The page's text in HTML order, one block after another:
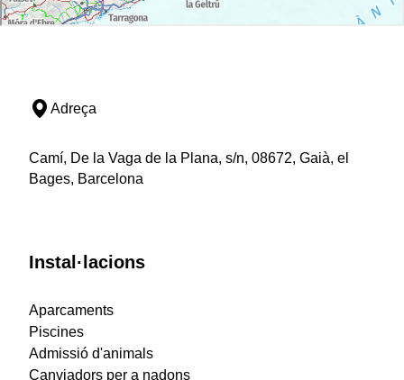
Adreça
Camí, De la Vaga de la Plana, s/n, 08672, Gaià, el
Bages, Barcelona
Instal·lacions
Aparcaments
Piscines
Admissió d'animals
Canviadors per a nadons